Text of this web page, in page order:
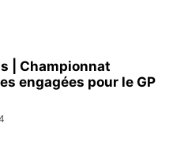
| Championnat
engagées pour le GP